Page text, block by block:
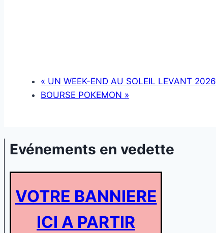
« UN WEEK-END AU SOLEIL LEVANT 2026
BOURSE POKEMON »
Evénements en vedette
VOTRE BANNIERE
ICI A PARTIR